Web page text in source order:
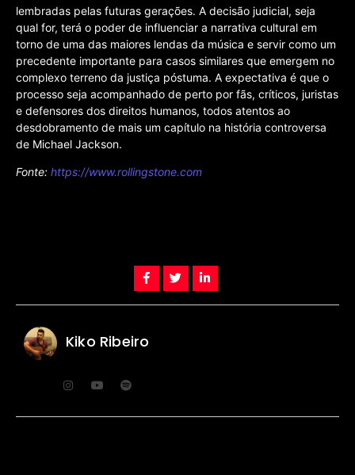
lembradas pelas futuras gerações. A decisão judicial, seja
qual for, terá o poder de influenciar a narrativa cultural em
torno de uma das maiores lendas da música e servir como um
precedente importante para casos similares que emergem no
complexo terreno da justiça póstuma. A expectativa é que o
processo seja acompanhado de perto por fãs, críticos, juristas
e defensores dos direitos humanos, todos atentos ao
desdobramento de mais um capítulo na história controversa
de Michael Jackson.
Fonte: https://www.rollingstone.com
Kiko Ribeiro